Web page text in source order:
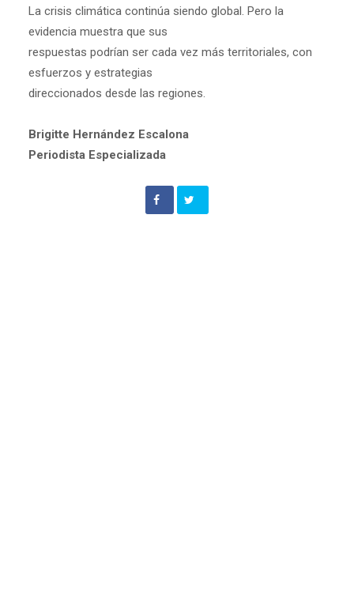
La crisis climática continúa siendo global. Pero la
evidencia muestra que sus
respuestas podrían ser cada vez más territoriales, con
esfuerzos y estrategias
direccionados desde las regiones.
Brigitte Hernández Escalona
Periodista Especializada